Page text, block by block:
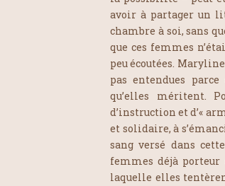
avoir à partager un
chambre à soi, sans
que ces femmes
peu écoutées.
pas entendues
qu’elles méritent.
d’instruction et d’«
et solidaire, à
sang versé dans
femmes déjà porteur
laquelle elles